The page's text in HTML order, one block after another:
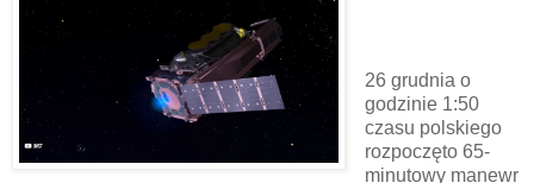
26 grudnia o
godzinie 1:50
czasu polskiego
rozpoczęto 65-
minutowy manewr